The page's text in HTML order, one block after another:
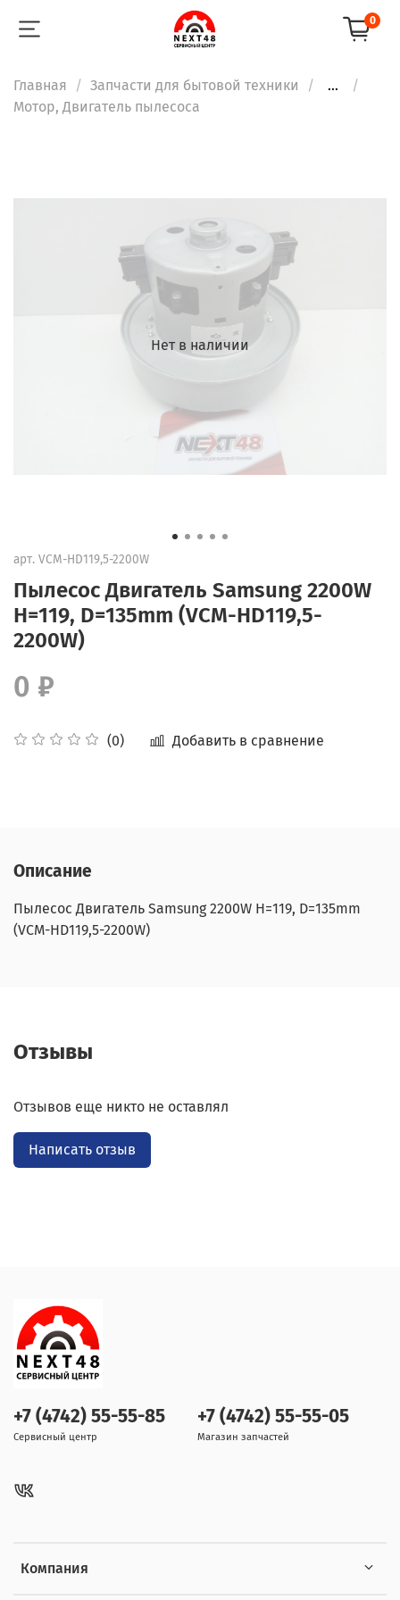
0
Главная Запчасти для бытовой техники
...
Мотор, Двигатель пылесоса
Нет в наличии
арт. VCM-HD119,5-2200W
Пылесос Двигатель Samsung 2200W
H=119, D=135mm (VCM-HD119,5-
2200W)
(0) Добавить в сравнение
0 ₽
Описание
Пылесос Двигатель Samsung 2200W H=119, D=135mm
(VCM-HD119,5-2200W)
Отзывы
Отзывов еще никто не оставлял
Написать отзыв
Компания
+7 (4742) 55-55-85
Сервисный центр
+7 (4742) 55-55-05
Магазин запчастей